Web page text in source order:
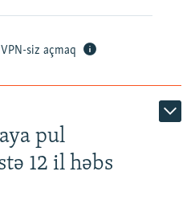
VPN-siz açmaq
pul
12 il həbs